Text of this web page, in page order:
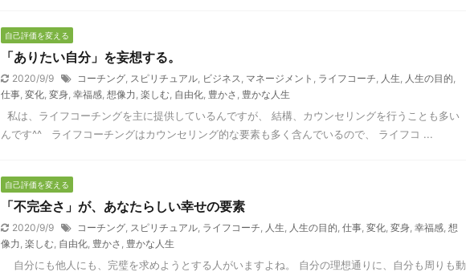
自己評価を変える
「ありたい自分」を妄想する。
2020/9/9 コーチング, スピリチュアル, ビジネス, マネージメント , ライフコーチ, 人生, 人生の目的,
仕事, 変化, 変身, 幸福感, 想像力, 楽しむ, 自由化, 豊かさ , 豊かな人生
私は、ライフコーチングを主に提供しているんですが、 結構、カウンセリングを行うことも多い
んです^^ ライフコーチングはカウンセリング的な要素も多く含んでいるので、 ライフコ ...
自己評価を変える
「不完全さ」が、あなたらしい幸せの要素
2020/9/9 コーチング, スピリチュアル, ライフコーチ, 人生, 人生の目的, 仕事, 変化, 変身, 幸福感, 想
像力, 楽しむ, 自由化, 豊かさ , 豊かな人生
自分にも他人にも、完璧を求めようとする人がいますよね。 自分の理想通りに、自分も周りも動